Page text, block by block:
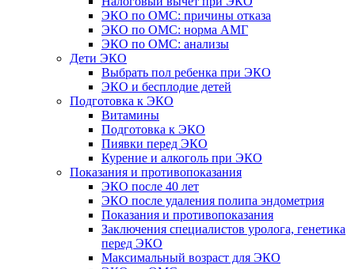
ЭКО по ОМС: причины отказа
ЭКО по ОМС: норма АМГ
ЭКО по ОМС: анализы
Дети ЭКО
Выбрать пол ребенка при ЭКО
ЭКО и бесплодие детей
Подготовка к ЭКО
Витамины
Подготовка к ЭКО
Пиявки перед ЭКО
Курение и алкоголь при ЭКО
Показания и противопоказания
ЭКО после 40 лет
ЭКО после удаления полипа эндометрия
Показания и противопоказания
Заключения специалистов уролога, генетика
перед ЭКО
Максимальный возраст для ЭКО